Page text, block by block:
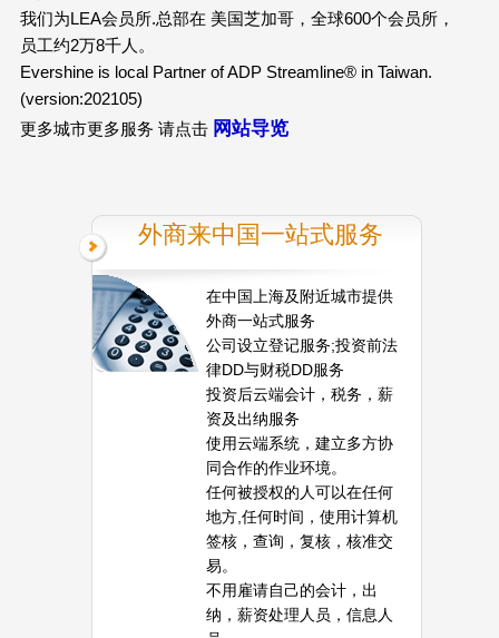
我们为LEA会员所.总部在 美国芝加哥，全球600个会员所，
员工约2万8千人。
Evershine is local Partner of ADP Streamline® in Taiwan.
(version:202105)
更多城市更多服务 请点击 网站导览
外商来中国一站式服务
在中国上海及附近城市提供
外商一站式服务
公司设立登记服务;投资前法
律DD与财税DD服务
投资后云端会计，税务，薪
资及出纳服务
使用云端系统，建立多方协
同合作的作业环境。
任何被授权的人可以在任何
地方,任何时间，使用计算机
签核，查询，复核，核准交
易。
不用雇请自己的会计，出
纳，薪资处理人员，信息人